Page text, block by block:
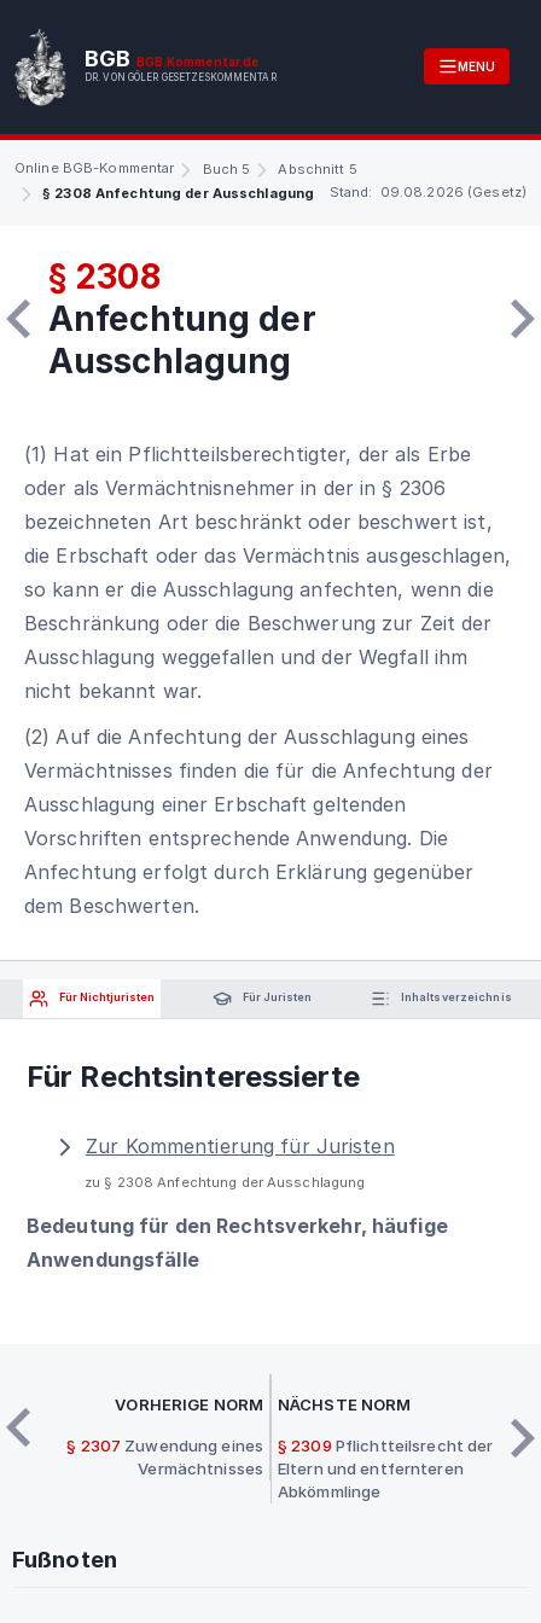
BGB BGB.Kommentar.de
DR. VON GÖLER GESETZESKOMMENTAR
MENU
Online BGB-Kommentar Buch 5
Abschnitt 5
§ 2308 Anfechtung der Ausschlagung
Stand: 09.08.2026 (Gesetz)
§ 2308
Anfechtung der
Ausschlagung
(1) Hat ein Pflichtteilsberechtigter, der als Erbe
oder als Vermächtnisnehmer in der in § 2306
bezeichneten Art beschränkt oder beschwert ist,
die Erbschaft oder das Vermächtnis ausgeschlagen,
so kann er die Ausschlagung anfechten, wenn die
Beschränkung oder die Beschwerung zur Zeit der
Ausschlagung weggefallen und der Wegfall ihm
nicht bekannt war.
(2) Auf die Anfechtung der Ausschlagung eines
Vermächtnisses finden die für die Anfechtung der
Ausschlagung einer Erbschaft geltenden
Vorschriften entsprechende Anwendung. Die
Anfechtung erfolgt durch Erklärung gegenüber
dem Beschwerten.
Für Nichtjuristen Für Juristen Inhaltsverzeichnis
Für Rechtsinteressierte
Zur Kommentierung für Juristen
zu § 2308 Anfechtung der Ausschlagung
Bedeutung für den Rechtsverkehr, häufige
Anwendungsfälle
VORHERIGE NORM
§ 2307 Zuwendung eines
Vermächtnisses
NÄCHSTE NORM
§ 2309 Pflichtteilsrecht der
Eltern und entfernteren
Abkömmlinge
Fußnoten